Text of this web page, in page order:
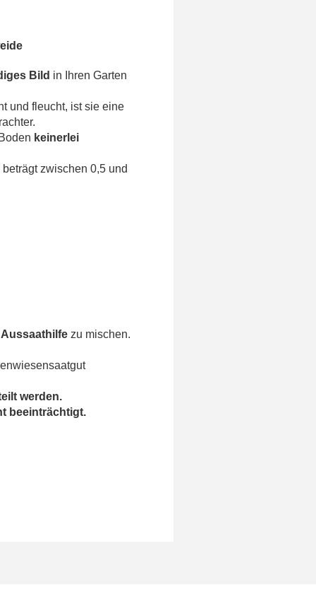
Bild in Ihren Garten
und fleucht, ist sie eine
keinerlei
zwischen 0,5 und
zu mischen.
werden.
beeinträchtigt.